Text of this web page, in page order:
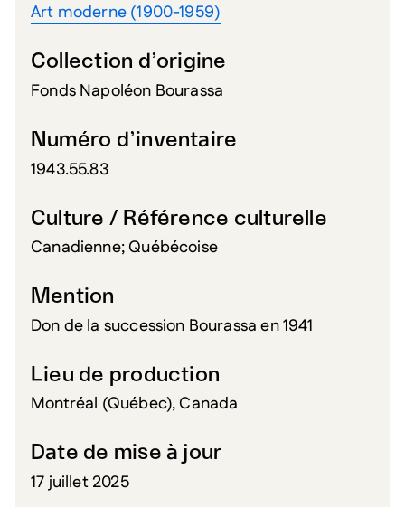
Art moderne (1900-1959)
Collection d’origine
Fonds Napoléon Bourassa
Numéro d’inventaire
1943.55.83
Culture / Référence culturelle
Canadienne; Québécoise
Mention
Don de la succession Bourassa en 1941
Lieu de production
Montréal (Québec), Canada
Date de mise à jour
17 juillet 2025